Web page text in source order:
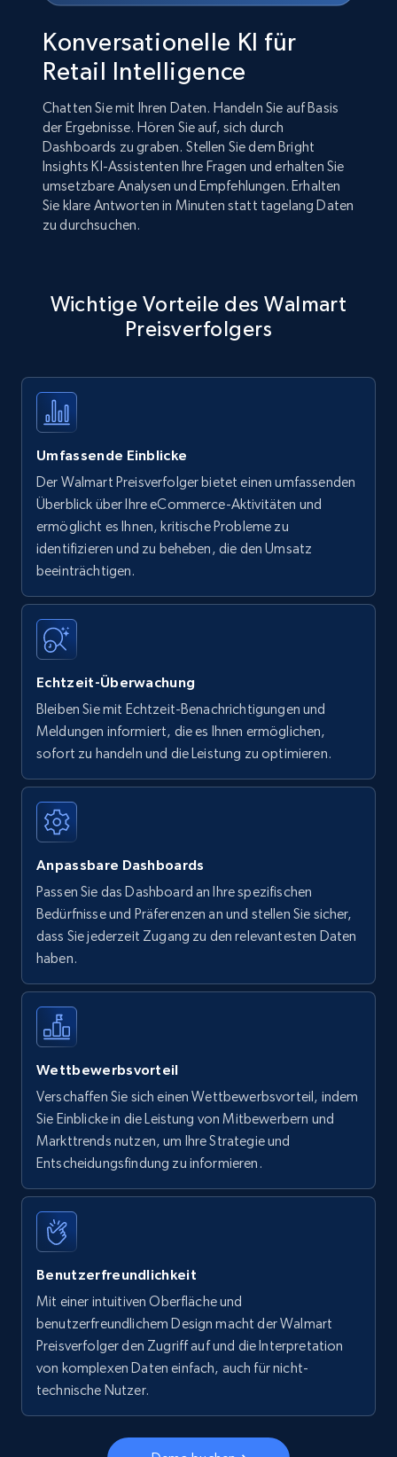
Konversationelle KI für
Retail Intelligence
Chatten Sie mit Ihren Daten. Handeln Sie auf Basis
der Ergebnisse. Hören Sie auf, sich durch
Dashboards zu graben. Stellen Sie dem Bright
Insights KI-Assistenten Ihre Fragen und erhalten Sie
umsetzbare Analysen und Empfehlungen. Erhalten
Sie klare Antworten in Minuten statt tagelang Daten
zu durchsuchen.
Wichtige Vorteile des Walmart
Preisverfolgers
Umfassende Einblicke
Der Walmart Preisverfolger bietet einen umfassenden
Überblick über Ihre eCommerce-Aktivitäten und
ermöglicht es Ihnen, kritische Probleme zu
identifizieren und zu beheben, die den Umsatz
beeinträchtigen.
Echtzeit-Überwachung
Bleiben Sie mit Echtzeit-Benachrichtigungen und
Meldungen informiert, die es Ihnen ermöglichen,
sofort zu handeln und die Leistung zu optimieren.
Anpassbare Dashboards
Passen Sie das Dashboard an Ihre spezifischen
Bedürfnisse und Präferenzen an und stellen Sie sicher,
dass Sie jederzeit Zugang zu den relevantesten Daten
haben.
Wettbewerbsvorteil
Verschaffen Sie sich einen Wettbewerbsvorteil, indem
Sie Einblicke in die Leistung von Mitbewerbern und
Markttrends nutzen, um Ihre Strategie und
Entscheidungsfindung zu informieren.
Benutzerfreundlichkeit
Mit einer intuitiven Oberfläche und
benutzerfreundlichem Design macht der Walmart
Preisverfolger den Zugriff auf und die Interpretation
von komplexen Daten einfach, auch für nicht-
technische Nutzer.